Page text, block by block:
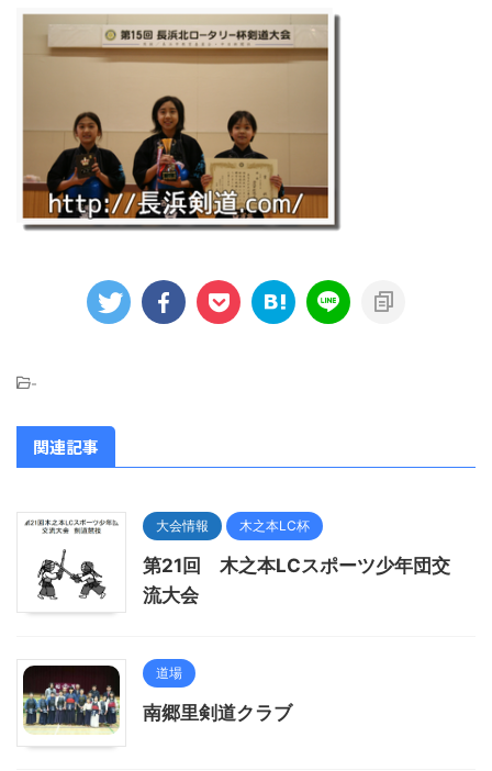
-
関連記事
大会情報 木之本LC杯
第21回 木之本LCスポーツ少年団交
流大会
道場
南郷里剣道クラブ